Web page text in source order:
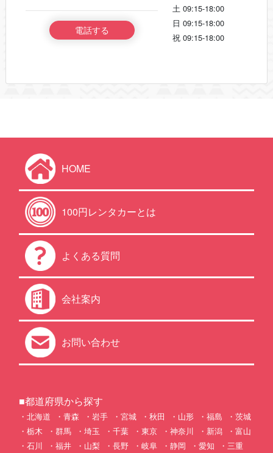
電話する
土 09:15-18:00
日 09:15-18:00
祝 09:15-18:00
HOME
100円レンタカーとは
よくある質問
会社案内
お問い合わせ
■都道府県から探す
北海道 青森 岩手 宮城 秋田 山形 福島
茨城
栃木
群馬 埼玉 千葉 東京 神奈川 新潟
富山
石川
福井 山梨 長野 岐阜 静岡 愛知
三重